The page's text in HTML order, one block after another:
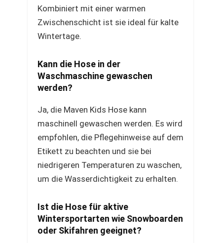
Kombiniert mit einer warmen
Zwischenschicht ist sie ideal für kalte
Wintertage.
Kann die Hose in der
Waschmaschine gewaschen
werden?
Ja, die Maven Kids Hose kann
maschinell gewaschen werden. Es wird
empfohlen, die Pflegehinweise auf dem
Etikett zu beachten und sie bei
niedrigeren Temperaturen zu waschen,
um die Wasserdichtigkeit zu erhalten.
Ist die Hose für aktive
Wintersportarten wie Snowboarden
oder Skifahren geeignet?